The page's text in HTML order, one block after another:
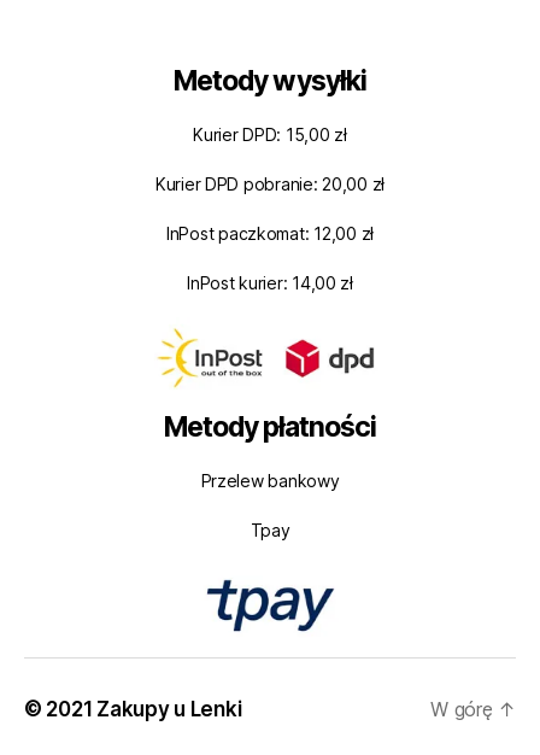
Metody wysyłki
Kurier DPD: 15,00 zł
Kurier DPD pobranie: 20,00 zł
InPost paczkomat: 12,00 zł
InPost kurier: 14,00 zł
Metody płatności
Przelew bankowy
Tpay
© 2021 Zakupy u Lenki W górę ↑